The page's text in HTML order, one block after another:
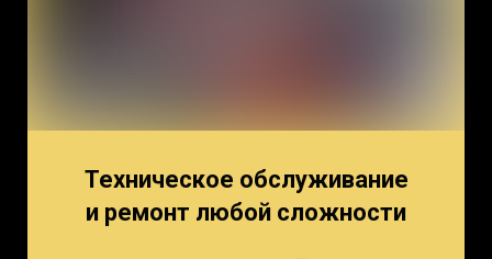
Техническое обслуживание
и ремонт любой сложности